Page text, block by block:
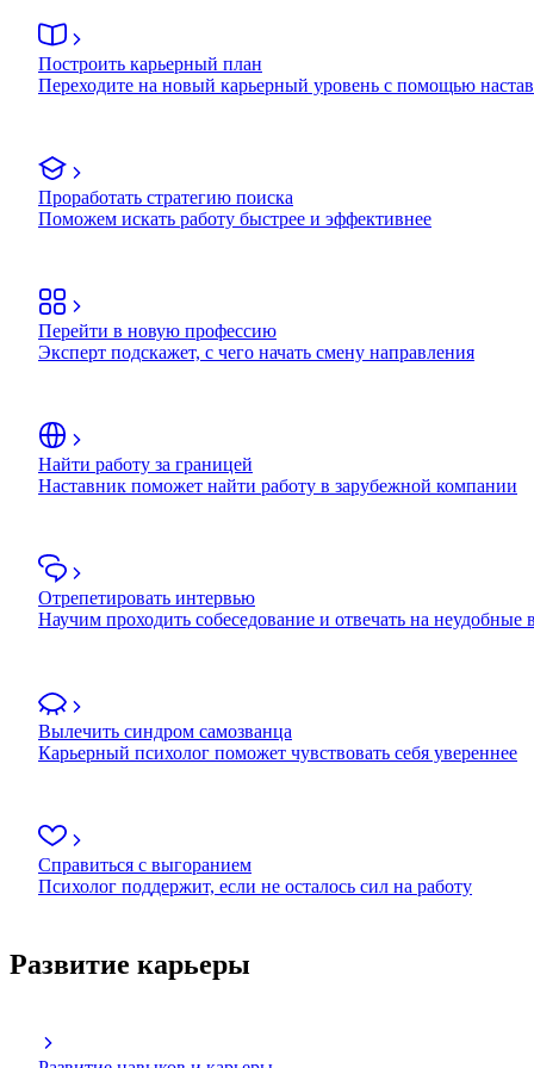
Построить карьерный план
Переходите на новый карьерный уровень с помощью
Проработать стратегию поиска
Поможем искать работу быстрее и эффективнее
Перейти в новую профессию
Эксперт подскажет, с чего начать смену направления
Найти работу за границей
Наставник поможет найти работу в зарубежной компании
Отрепетировать интервью
Научим проходить собеседование и отвечать на неудобные
Вылечить синдром самозванца
Карьерный психолог поможет чувствовать себя увереннее
Справиться с выгоранием
Психолог поддержит, если не осталось сил на работу
Развитие карьеры